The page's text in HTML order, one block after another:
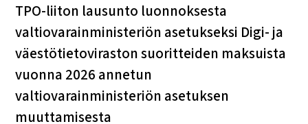
TPO-liiton lausunto luonnoksesta
valtiovarainministeriön asetukseksi Digi- ja
väestötietoviraston suoritteiden maksuista
vuonna 2026 annetun
valtiovarainministeriön asetuksen
muuttamisesta